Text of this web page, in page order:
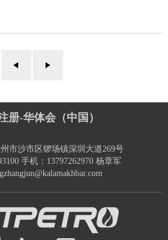
册-华体会（中国）
市沙市区锣场镇深圳大道269号
手机：13797262970 杨章军